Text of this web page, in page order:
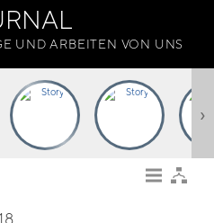
UND ARBEITEN VON UNS
›